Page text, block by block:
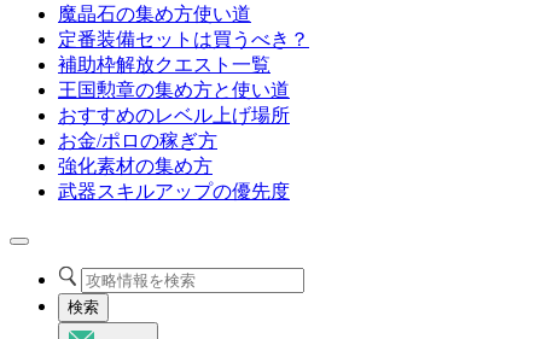
魔晶石の集め方使い道
定番装備セットは買うべき？
補助枠解放クエスト一覧
王国勲章の集め方と使い道
おすすめのレベル上げ場所
お金/ポロの稼ぎ方
強化素材の集め方
武器スキルアップの優先度
検索